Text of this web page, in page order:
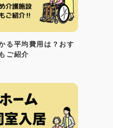
る平均費用は？おす
ご紹介